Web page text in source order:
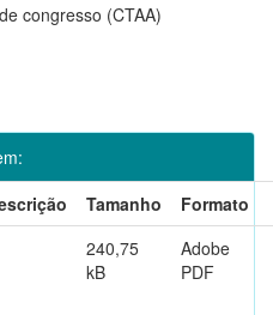
congresso (CTAA)
Tamanho
Formato
240,75
kB
Adobe
PDF